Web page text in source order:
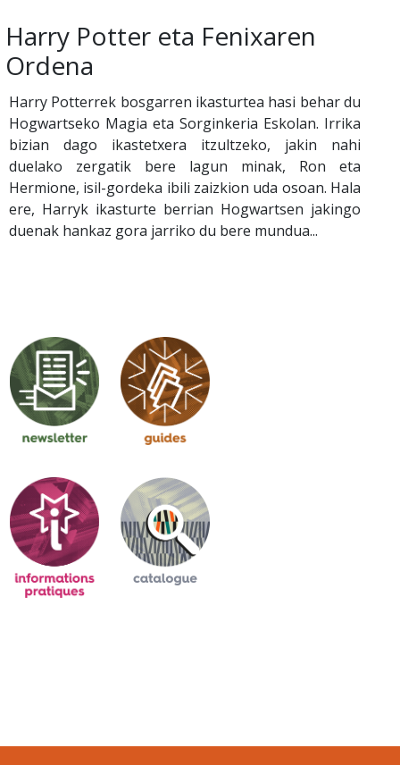
Harry Potter eta Fenixaren
Ordena
Harry Potterrek bosgarren ikasturtea hasi behar du
Hogwartseko Magia eta Sorginkeria Eskolan. Irrika
bizian dago ikastetxera itzultzeko, jakin nahi
duelako zergatik bere lagun minak, Ron eta
Hermione, isil-gordeka ibili zaizkion uda osoan. Hala
ere, Harryk ikasturte berrian Hogwartsen jakingo
duenak hankaz gora jarriko du bere mundua...